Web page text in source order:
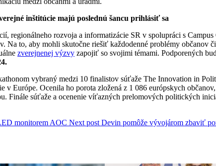
inštitúcie majú poslednú šancu prihlásiť sa
regionálneho rozvoja a informatizácie SR v spolupráci s
Na to, aby mohli skutočne riešiť každodenné problémy občanov či
zverejnenej výzvy zapojiť so svojimi témami. Podporených
vybraný medzi 10 finalistov súťaže The Innovation in
Európe. Ocenila ho porota zložená z 1 086 európskych
Finále súťaže a ocenenie víťazných prelomových politických
monitorem AOC Next post Devin pomôže vývojárom zbaviť